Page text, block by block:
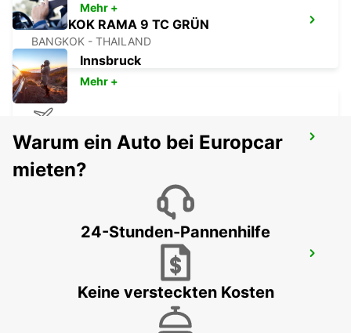
BANGKOK RAMA 9 TC GRÜN
BANGKOK - THAILAND
PENANG INTL AIRPORT
FLUGHAFEN BANGKOK DON MUEANG
Mehr +
Innsbruck
Mehr +
Warum ein Auto bei Europcar
mieten?
24-Stunden-Pannenhilfe
Keine versteckten Kosten